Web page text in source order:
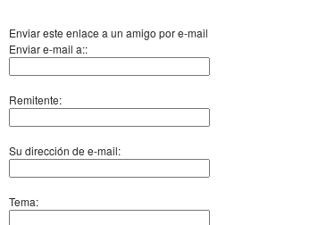
Enviar este enlace a un amigo por e-mail
Enviar e-mail a::
Remitente:
Su dirección de e-mail:
Tema: